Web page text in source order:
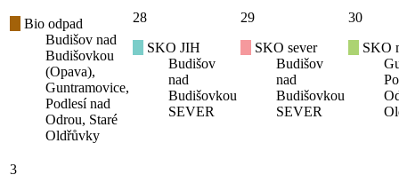
Bio odpad
Budišov nad
Budišovkou
(Opava),
Guntramovice,
Podlesí nad
Odrou, Staré
Oldřůvky
28
SKO JIH
Budišov
nad
Budišovkou
SEVER
29
SKO sever
Budišov
nad
Budišovkou
SEVER
30
SKO
3